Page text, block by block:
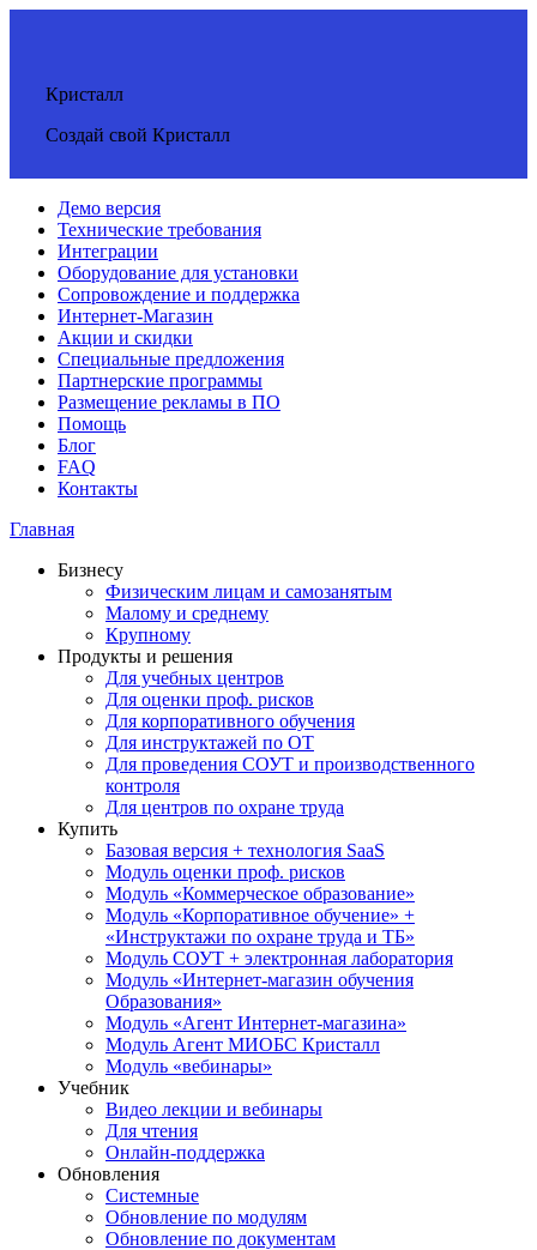
Кристалл
Создай свой Кристалл
Демо версия
Технические требования
Интеграции
Оборудование для установки
Сопровождение и поддержка
Интернет-Магазин
Акции и скидки
Специальные предложения
Партнерские программы
Размещение рекламы в ПО
Помощь
Блог
FAQ
Контакты
Главная
Бизнесу
Физическим лицам и самозанятым
Малому и среднему
Крупному
Продукты и решения
Для учебных центров
Для оценки проф. рисков
Для корпоративного обучения
Для инструктажей по ОТ
Для проведения СОУТ и производственного
контроля
Для центров по охране труда
Купить
Базовая версия + технология SaaS
Модуль оценки проф. рисков
Модуль «Коммерческое образование»
Модуль «Корпоративное обучение» +
«Инструктажи по охране труда и ТБ»
Модуль СОУТ + электронная лаборатория
Модуль «Интернет-магазин обучения
Образования»
Модуль «Агент Интернет-магазина»
Модуль Агент МИОБС Кристалл
Модуль «вебинары»
Учебник
Видео лекции и вебинары
Для чтения
Онлайн-поддержка
Обновления
Системные
Обновление по модулям
Обновление по документам